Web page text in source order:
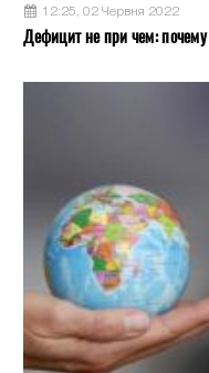
12:25, 02 Червня 2022
Дефицит не при чем: